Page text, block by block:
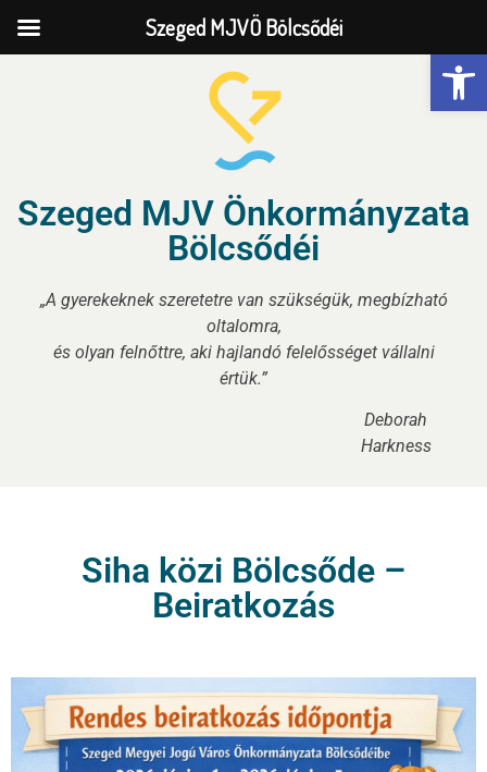
Szeged MJV Önkormányzata
Bölcsődéi
„A gyerekeknek szeretetre van szükségük, megbízható
oltalomra,
és olyan felnőttre, aki hajlandó felelősséget vállalni
értük.”
Deborah
Harkness
Siha közi Bölcsőde –
Beiratkozás
Szeged MJVÖ Bölcsődéi